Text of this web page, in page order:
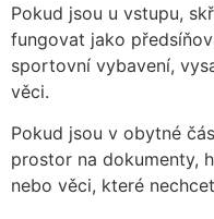
Pokud jsou u vstupu,
fungovat jako
sportovní vybavení,
věci.
Pokud jsou v obytné
prostor na dokumenty,
nebo věci, které